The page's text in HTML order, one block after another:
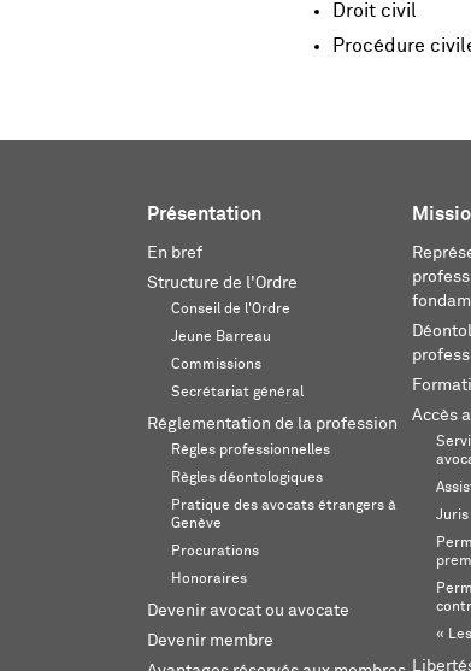
Droit civil
Procédure
Présentation
En bref
Structure de l'Ordre
Conseil de l'Ordre
Jeune Barreau
Commissions
Secrétariat général
Réglementation de la profession
Règles professionnelles
Règles déontologiques
Pratique des avocats étrangers à
Genève
Procurations
Honoraires
Devenir avocat ou avocate
Devenir membre
Accès
Juris
«